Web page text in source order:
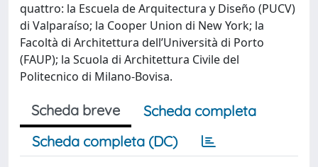
quattro: la Escuela de Arquitectura y Diseño (PUCV)
di Valparaíso; la Cooper Union di New York; la
Facoltà di Architettura dell’Università di Porto
(FAUP); la Scuola di Architettura Civile del
Politecnico di Milano-Bovisa.
Scheda breve
Scheda completa
Scheda completa (DC)